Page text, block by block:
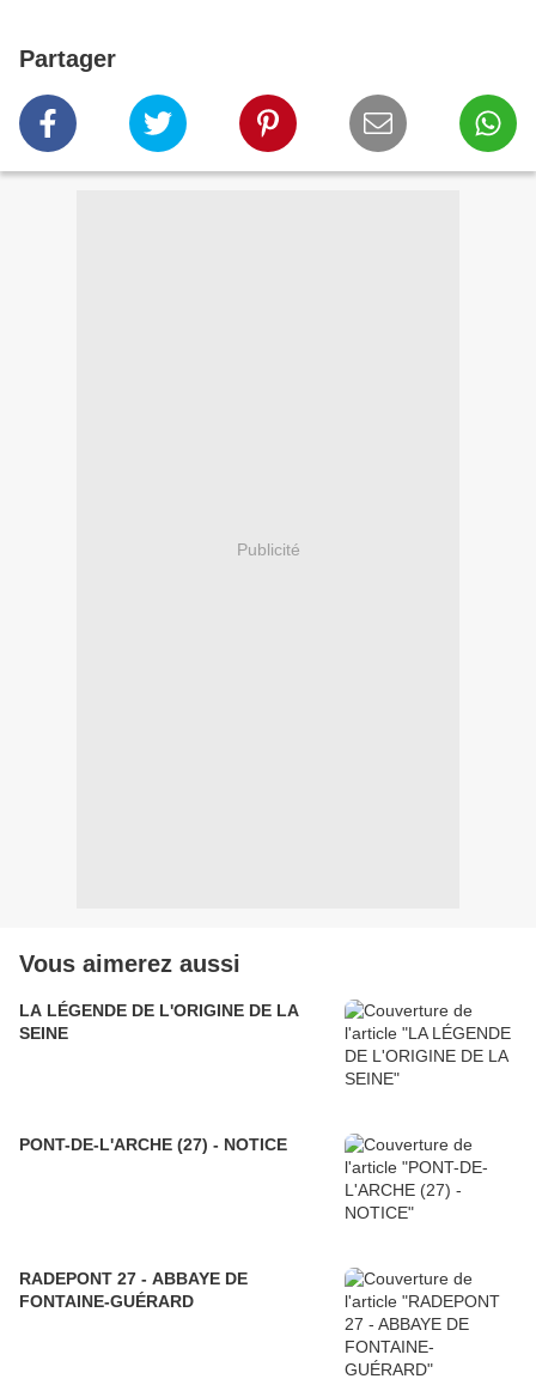
Partager
Publicité
Vous aimerez aussi
LA LÉGENDE DE L'ORIGINE DE LA
SEINE
PONT-DE-L'ARCHE (27) - NOTICE
RADEPONT 27 - ABBAYE DE
FONTAINE-GUÉRARD